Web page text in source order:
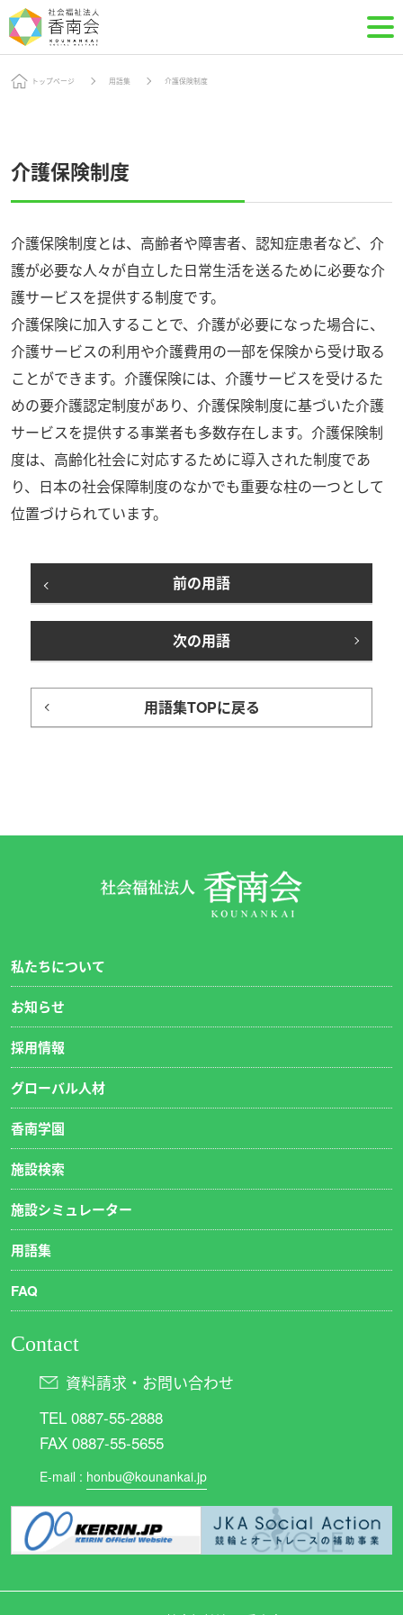
トップページ 用語集 介護保険制度
介護保険制度
介護保険制度とは、高齢者や障害者、認知症患者など、介
護が必要な人々が自立した日常生活を送るために必要な介
護サービスを提供する制度です。
介護保険に加入することで、介護が必要になった場合に、
介護サービスの利用や介護費用の一部を保険から受け取る
ことができます。介護保険には、介護サービスを受けるた
めの要介護認定制度があり、介護保険制度に基づいた介護
サービスを提供する事業者も多数存在します。介護保険制
度は、高齢化社会に対応するために導入された制度であ
り、日本の社会保障制度のなかでも重要な柱の一つとして
位置づけられています。
前の用語
次の用語
用語集TOPに戻る
私たちについて
お知らせ
採用情報
グローバル人材
香南学園
施設検索
施設シミュレーター
用語集
FAQ
Contact
資料請求・お問い合わせ
TEL 0887-55-2888
FAX 0887-55-5655
E-mail : honbu@kounankai.jp